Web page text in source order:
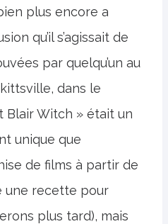
plus encore a
qu’il s’agissait de
par quelqu’un au
dans le
Blair Witch » était un
unique que
de films à partir de
une recette pour
plus tard), mais